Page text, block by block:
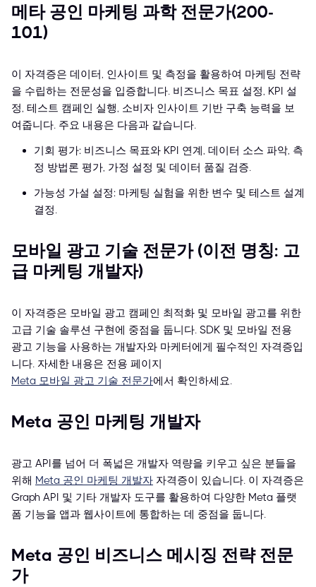
메타 공인 마케팅 과학 전문가(200-
101)
이 자격증은 데이터, 인사이트 및 측정을 활용하여 마케팅 전략
을 수립하는 전문성을 입증합니다. 비즈니스 목표 설정, KPI 설
정, 테스트 캠페인 실행, 소비자 인사이트 기반 구축 능력을 보
여줍니다. 주요 내용은 다음과 같습니다.
기회 평가: 비즈니스 목표와 KPI 연계, 데이터 소스 파악, 측
정 방법론 평가, 가정 설정 및 데이터 품질 검증.
가능성 가설 설정: 마케팅 실험을 위한 변수 및 테스트 설계
결정.
모바일 광고 기술 전문가 (이전 명칭: 고
급 마케팅 개발자)
이 자격증은 모바일 광고 캠페인 최적화 및 모바일 광고를 위한
고급 기술 솔루션 구현에 중점을 둡니다. SDK 및 모바일 전용
광고 기능을 사용하는 개발자와 마케터에게 필수적인 자격증입
니다. 자세한 내용은 전용 페이지
Meta 모바일 광고 기술 전문가에서 확인하세요.
Meta 공인 마케팅 개발자
광고 API를 넘어 더 폭넓은 개발자 역량을 키우고 싶은 분들을
위해 Meta 공인 마케팅 개발자 자격증이 있습니다. 이 자격증은
Graph API 및 기타 개발자 도구를 활용하여 다양한 Meta 플랫
폼 기능을 앱과 웹사이트에 통합하는 데 중점을 둡니다.
Meta 공인 비즈니스 메시징 전략 전문
가